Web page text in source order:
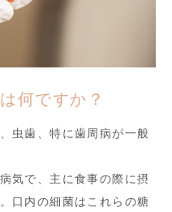
何ですか？
虫歯、特に歯周病が一般
気で、主に食事の際に摂
口内の細菌はこれらの糖